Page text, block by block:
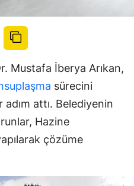
Mustafa İberya Arıkan,
sürecini
attı. Belediyenin
Hazine
çözüme